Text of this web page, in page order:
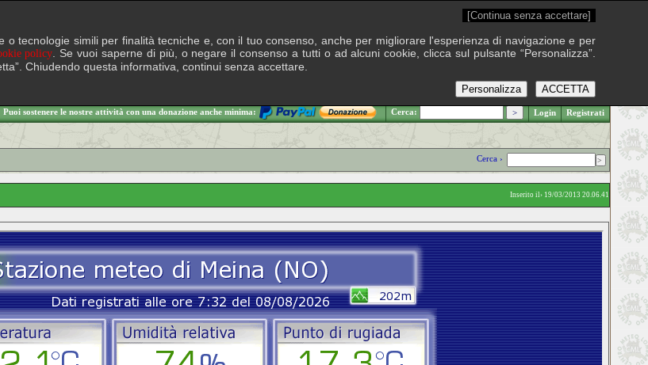
.: Sabato 8 agosto 2026
Puoi sostenere le nostre attività con una donazione anche minima: Cerca: Login Registrati
Cerca ›
Inserito il› 19/03/2013 20.06.41
[Continua senza accettare]
tecnologie simili per finalità tecniche e, con il tuo consenso, anche per migliorare l'esperienza di navigazione e per
policy . Se vuoi saperne di più, o negare il consenso a tutti o ad alcuni cookie, clicca sul pulsante “Personalizza”.
Chiudendo questa informativa, continui senza accettare.
ACCETTA
Personalizza